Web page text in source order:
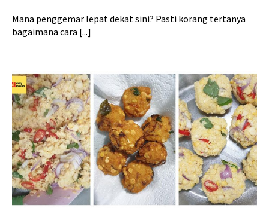
Mana penggemar lepat dekat sini? Pasti korang tertanya
bagaimana cara [...]